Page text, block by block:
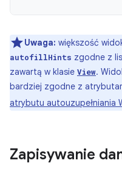
Uwaga: większość
autofillHints zgodne z
zawartą w klasie View.
bardziej zgodne z
atrybutu autouzupełniania
Zapisywanie